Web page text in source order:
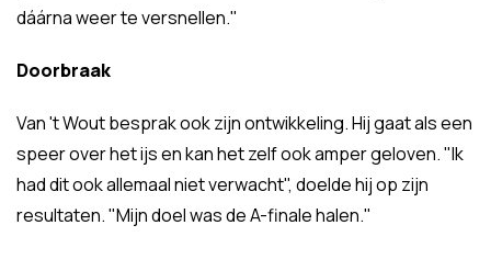
dáárna weer te versnellen."
Doorbraak
Van 't Wout besprak ook zijn ontwikkeling. Hij gaat als een
speer over het ijs en kan het zelf ook amper geloven. "Ik
had dit ook allemaal niet verwacht", doelde hij op zijn
resultaten. "Mijn doel was de A-finale halen."